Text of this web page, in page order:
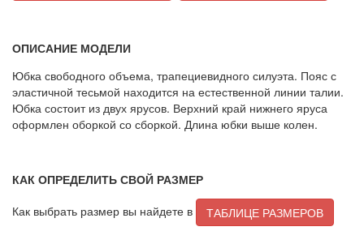
ОПИСАНИЕ МОДЕЛИ
Юбка свободного объема, трапециевидного силуэта. Пояс с
эластичной тесьмой находится на естественной линии талии.
Юбка состоит из двух ярусов. Верхний край нижнего яруса
оформлен оборкой со сборкой. Длина юбки выше колен.
КАК ОПРЕДЕЛИТЬ СВОЙ РАЗМЕР
Как выбрать размер вы найдете в
ТАБЛИЦЕ РАЗМЕРОВ